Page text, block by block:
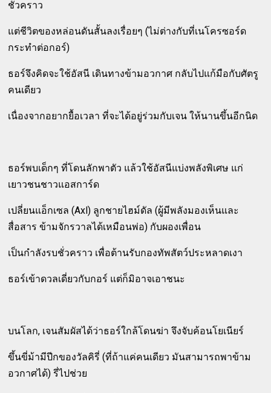
ชั่วคราว
แต่ชีวิตของหล่อนดันสั้นลงเรื่อยๆ (ไม่ต่างกับที่เนโครซอร์ด
กระทำต่อกอร์)
ธอร์จึงคิดจะใช้อัสนี เดินทางข้ามอวกาศ กลับไปแก้มือกับศัตรู
คนเดียว
เนื่องจากอยากยื้อเวลา ที่จะได้อยู่ร่วมกับเจน ให้นานขึ้นอีกนิด
ธอร์พบเด็กๆ ที่โดนลักพาตัว แล้วใช้อัสนีแบ่งพลังพิเศษ แก่
เยาวชนชาวแอสการ์ด
เปลี่ยนแอ็กเซล (Axl) ลูกชายไฮม์ดัล (ผู้มีพลังมองเห็นและ
สื่อสาร ข้ามจักรวาลได้เหมือนพ่อ) กับผองเพื่อน
เป็นกำลังรบชั่วคราว เพื่อต้านรับกองทัพสัตว์ประหลาดเงา
ธอร์เข้าดวลเดี่ยวกับกอร์ แต่ก็มิอาจเอาชนะ
บนโลก, เจนสัมผัสได้ว่าธอร์ใกล้โดนฆ่า จึงจับค้อนโยเนียร์
ขึ้นขี่ม้ามีปีกของวัลคิรี่ (ที่ถ้าแค่คนเดียว มันสามารถพาข้าม
อวกาศได้) รี่ไปช่วย